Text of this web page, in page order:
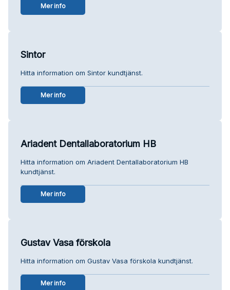
Mer info
Sintor
Hitta information om Sintor kundtjänst.
Mer info
Ariadent Dentallaboratorium HB
Hitta information om Ariadent Dentallaboratorium HB
kundtjänst.
Mer info
Gustav Vasa förskola
Hitta information om Gustav Vasa förskola kundtjänst.
Mer info